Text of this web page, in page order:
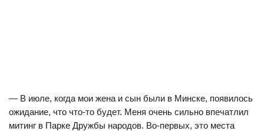
— В июле, когда мои жена и сын были в Минске, появилось
ожидание, что что-то будет. Меня очень сильно впечатлил
митинг в Парке Дружбы народов. Во-первых, это места